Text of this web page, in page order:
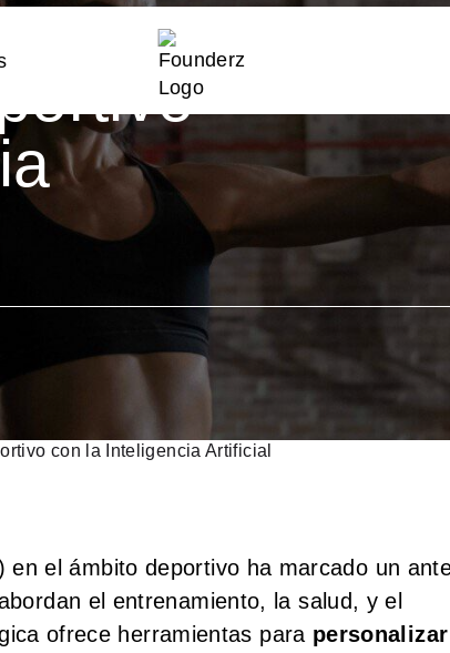
con la Inteligencia Artificial
el ámbito deportivo ha marcado un
el entrenamiento, la salud, y el
ofrece herramientas para personalizar